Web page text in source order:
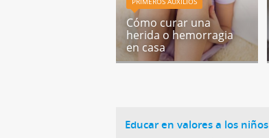
Cómo curar una
herida o hemorragia
en casa
Educar en valores a los niños